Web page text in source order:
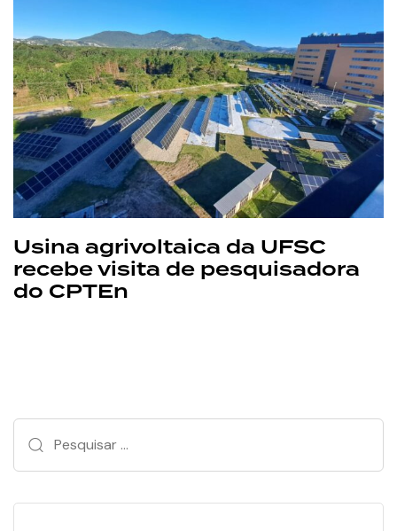
Usina agrivoltaica da UFSC
recebe visita de pesquisadora
do CPTEn